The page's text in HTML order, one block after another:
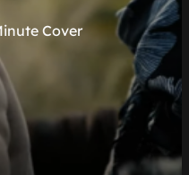
Cover